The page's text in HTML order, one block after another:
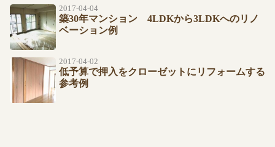
2017-04-04
築30年マンション 4LDKから3LDKへのリノ
ベーション例
2017-04-02
低予算で押入をクローゼットにリフォームする
参考例